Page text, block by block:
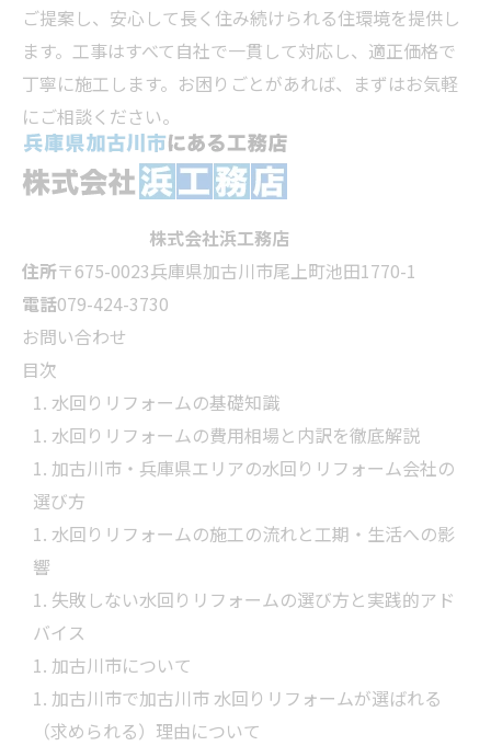
ご提案し、安心して長く住み続けられる住環境を提供し
ます。工事はすべて自社で一貫して対応し、適正価格で
丁寧に施工します。お困りごとがあれば、まずはお気軽
にご相談ください。
株式会社浜工務店
住所〒675-0023兵庫県加古川市尾上町池田1770-1
電話079-424-3730
お問い合わせ
目次
水回りリフォームの基礎知識
水回りリフォームの費用相場と内訳を徹底解説
加古川市・兵庫県エリアの水回りリフォーム会社の
選び方
水回りリフォームの施工の流れと工期・生活への影
響
失敗しない水回りリフォームの選び方と実践的アド
バイス
加古川市について
加古川市で加古川市 水回りリフォームが選ばれる
（求められる）理由について